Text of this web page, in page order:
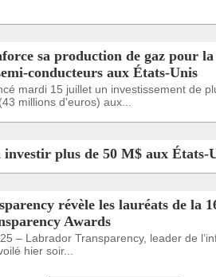
sa production de gaz pour la
conducteurs aux États-Unis
mardi 15 juillet un investissement de
millions d'euros) aux...
plus de 50 M$ aux États-
révèle les lauréats de la
Awards
– Labrador Transparency, leader de
hier soir...